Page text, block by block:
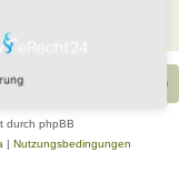
Alle Zeiten sind UTC+02:00
durch phpBB
Nutzungsbedingungen